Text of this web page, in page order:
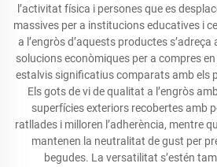
l’activitat física i persones que es
massives per a institucions educatives i
a l’engròs d’aquests productes
solucions econòmiques per a compres
estalvis significatius comparats amb els
Els gots de vi de qualitat a l’engròs
superfícies exteriors recobertes amb
ratllades i milloren l’adherència, mentre
mantenen la neutralitat de gust per
begudes. La versatilitat s’estén